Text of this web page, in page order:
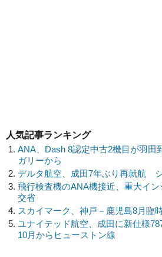
人気記事ランキング
ANA、Dash 8認定中古2機目が羽
ガリーから
デルタ航空、成田7年ぶり再就航
飛行検査機のANA機接近、重大イ
交省
スカイマーク、神戸－鹿児島8月
ユナイテッド航空、成田に新仕様
10月からヒューストン線